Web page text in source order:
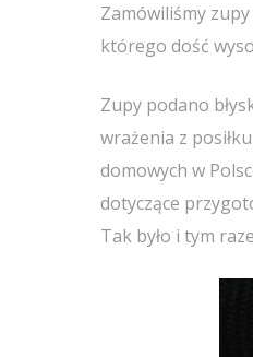
Zamówiliśmy
którego dość
Zupy podano
wrażenia z
domowych w
dotyczące
Tak było i tym